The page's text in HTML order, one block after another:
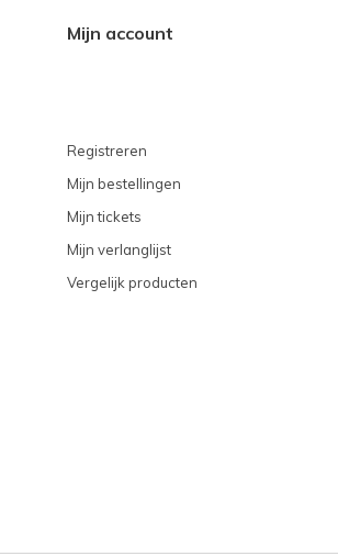
Mijn account
Registreren
Mijn bestellingen
Mijn tickets
Mijn verlanglijst
Vergelijk producten